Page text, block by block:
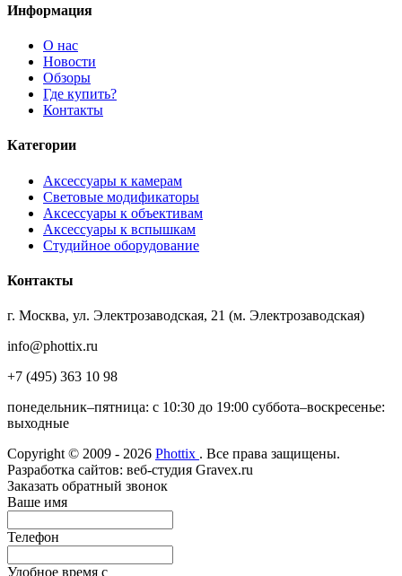
Информация
О нас
Новости
Обзоры
Где купить?
Контакты
Категории
Аксессуары к камерам
Световые модификаторы
Аксессуары к объективам
Аксессуары к вспышкам
Студийное оборудование
Контакты
г. Москва, ул. Электрозаводская, 21 (м. Электрозаводская)
info@phottix.ru
+7 (495) 363 10 98
понедельник–пятница: с 10:30 до 19:00 суббота–воскресенье:
выходные
Copyright © 2009 - 2026 Phottix . Все права защищены.
Разработка сайтов: веб-студия Gravex.ru
Заказать обратный звонок
Ваше имя
Телефон
Удобное время c